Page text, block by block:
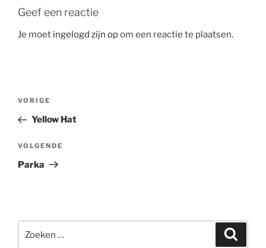
Geef een reactie
Je moet ingelogd zijn opom een reactie te plaatsen.
Bericht
Vorig
bericht
VORIGE
Yellow Hat
Volgend
bericht
VOLGENDE
Parka
naar: